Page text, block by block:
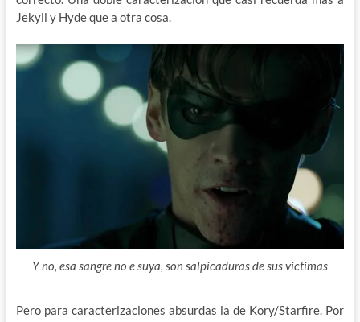
Jekyll y Hyde que a otra cosa.
Y no, esa sangre no e suya, son salpicaduras de sus victimas
Pero para caracterizaciones absurdas la de Kory/Starfire. Por